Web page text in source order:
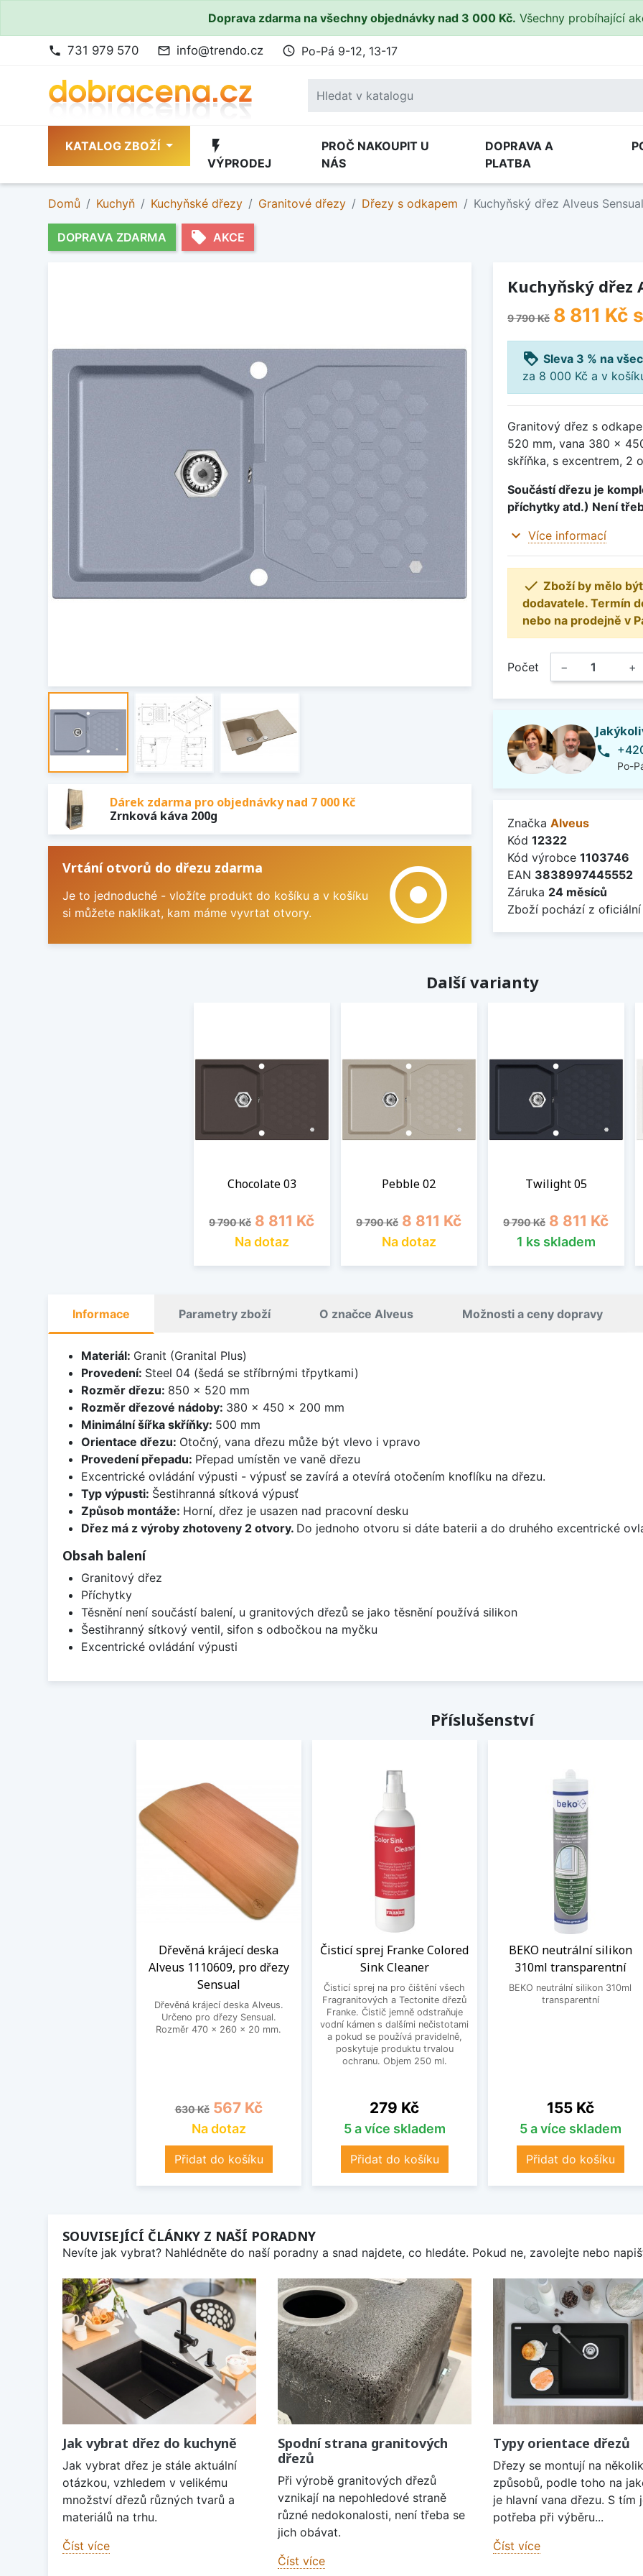
Doprava zdarma na všechny objednávky nad 3 000 Kč. Všechny probíhající
phone 731 979 570 mail_outline info@trendo.cz access_time Po-Pá 9-12, 13-17
KATALOG ZBOŽÍ flash_on
VÝPRODEJ
PROČ NAKOUPIT U
NÁS
DOPRAVA A
PLATBA
Domů Kuchyň Kuchyňské dřezy Granitové dřezy Dřezy s odkapem Kuchyňský dřez Alveus
DOPRAVA ZDARMA local_offer AKCE
Dárek zdarma pro objednávky nad 7 000 Kč
Zrnková káva 200g
Vrtání otvorů do dřezu zdarma
Je to jednoduché - vložíte produkt do košíku a v košíku
si můžete naklikat, kam máme vyvrtat otvory.
adjust
Kuchyňský dřez
9 790 Kč 8 811 Kč
loyalty Sleva 3 % na
za 8 000 Kč a v
Granitový dřez s
520 mm, vana 380 x
skříňka, s excentrem, 2
Součástí dřezu je
příchytky atd.) Není
expand_more Více informací
 Zboží by mělo
dodavatele. Termín
nebo na prodejně v
Počet − +
phone
Po-
Značka Alveus
Kód 12322
Kód výrobce 1103746
EAN 3838997445552
Záruka 24 měsíců
Zboží pochází z
Další varianty
Chocolate 03
Běžná cena
9 790 Kč Cena
8 811 Kč
Na dotaz
Pebble 02
Běžná cena
9 790 Kč Cena
8 811 Kč
Na dotaz
Twilight 05
Běžná cena
9 790 Kč Cena
8 811 Kč
1 ks skladem
Informace Parametry zboží O značce Alveus Možnosti a ceny dopravy
Materiál: Granit (Granital Plus)
Provedení: Steel 04 (šedá se stříbrnými třpytkami)
Rozměr dřezu: 850 x 520 mm
Rozměr dřezové nádoby: 380 x 450 x 200 mm
Minimální šířka skříňky: 500 mm
Orientace dřezu: Otočný, vana dřezu může být vlevo i vpravo
Provedení přepadu: Přepad umístěn ve vaně dřezu
Excentrické ovládání výpusti - výpusť se zavírá a otevírá otočením knoflíku na dřezu.
Typ výpusti: Šestihranná sítková výpusť
Způsob montáže: Horní, dřez je usazen nad pracovní desku
Dřez má z výroby zhotoveny 2 otvory. Do jednoho otvoru si dáte baterii a do druhého excentrické
Obsah balení
Granitový dřez
Příchytky
Těsnění není součástí balení, u granitových dřezů se jako těsnění používá silikon
Šestihranný sítkový ventil, sifon s odbočkou na myčku
Excentrické ovládání výpusti
Příslušenství
Dřevěná krájecí deska
Alveus 1110609, pro dřezy
Sensual
Dřevěná krájecí deska Alveus.
Určeno pro dřezy Sensual.
Rozměr 470 x 260 x 20 mm.
Běžná cena
630 Kč Cena
567 Kč
Na dotaz
Přidat do košíku
Čisticí sprej Franke Colored
Sink Cleaner
Čisticí sprej na pro čištění všech
Fragranitových a Tectonite dřezů
Franke. Čistič jemně odstraňuje
vodní kámen s dalšími nečistotami
a pokud se používá pravidelně,
poskytuje produktu trvalou
ochranu. Objem 250 ml.
Cena
279 Kč
5 a více skladem
Přidat do košíku
BEKO neutrální silikon
310ml transparentní
BEKO neutrální silikon 310ml
transparentní
Cena
155 Kč
5 a více skladem
Přidat do košíku
SOUVISEJÍCÍ ČLÁNKY Z NAŠÍ PORADNY
Nevíte jak vybrat? Nahlédněte do naší poradny a snad najdete, co hledáte. Pokud ne, zavolejte nebo
Jak vybrat dřez do kuchyně
Jak vybrat dřez je stále aktuální
otázkou, vzhledem v velikému
množství dřezů různých tvarů a
materiálů na trhu.
Číst více
Spodní strana granitových
dřezů
Při výrobě granitových dřezů
vznikají na nepohledové straně
různé nedokonalosti, není třeba se
jich obávat.
Číst více
Typy orientace dřezů
Dřezy se montují na několik
způsobů, podle toho na
je hlavní vana dřezu. S tím
potřeba při výběru...
Číst více